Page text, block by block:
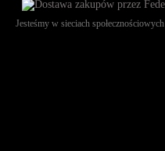
Jesteśmy w sieciach społecznościowych